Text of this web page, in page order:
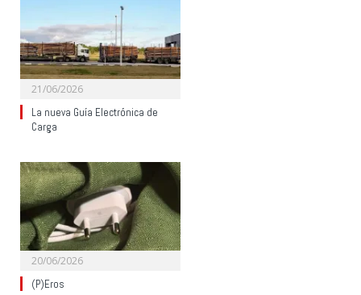
21/06/2026
La nueva Guía Electrónica de
Carga
20/06/2026
(P)Eros